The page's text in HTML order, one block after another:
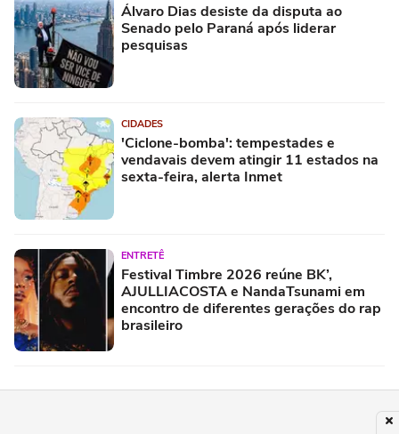
Álvaro Dias desiste da disputa ao
Senado pelo Paraná após liderar
pesquisas
CIDADES
'Ciclone-bomba': tempestades e
vendavais devem atingir 11 estados na
sexta-feira, alerta Inmet
ENTRETÊ
Festival Timbre 2026 reúne BK’,
AJULLIACOSTA e NandaTsunami em
encontro de diferentes gerações do rap
brasileiro